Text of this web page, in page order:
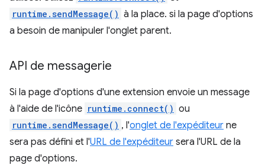
runtime.sendMessage() à la place. si la page d'options
a besoin de manipuler l'onglet parent.
API de messagerie
Si la page d'options d'une extension envoie un message
à l'aide de l'icône runtime.connect() ou
runtime.sendMessage() , l'onglet de l'expéditeur ne
sera pas défini et l'URL de l'expéditeur sera l'URL de la
page d'options.